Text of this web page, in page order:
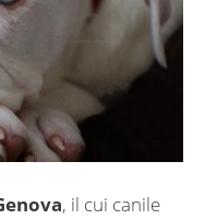
, il cui canile